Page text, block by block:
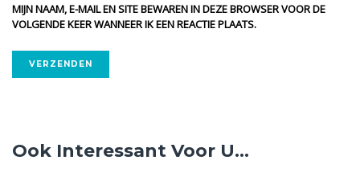
MIJN NAAM, E-MAIL EN SITE BEWAREN IN DEZE BROWSER VOOR DE
VOLGENDE KEER WANNEER IK EEN REACTIE PLAATS.
Ook Interessant Voor U...